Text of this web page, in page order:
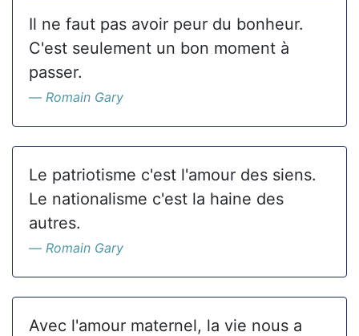
Il ne faut pas avoir peur du bonheur.
C'est seulement un bon moment à
passer.
Romain Gary
Le patriotisme c'est l'amour des siens.
Le nationalisme c'est la haine des
autres.
Romain Gary
Avec l'amour maternel, la vie nous a